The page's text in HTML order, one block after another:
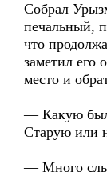
Собрал
печальный,
что
заметил его
место и
— Какую
Старую или
— Много